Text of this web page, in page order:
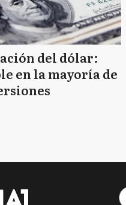
del dólar:
en la mayoría de